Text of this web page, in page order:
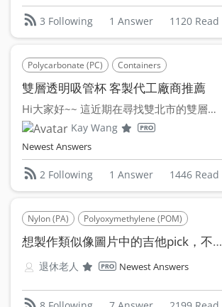
3 Following 1 Answer 1120 Read
Polycarbonate (PC) Containers
雙層透明吸管杯 客製代工廠商推薦
Hi大家好~~ 這近期在尋找雙北市的雙層透明吸管杯的代工...
Kay Wang
Newest Answers
2 Following 1 Answer 1446 Read
Nylon (PA) Polyoxymethylene (POM)
想製作類似像圖片中的吉他pick，不知道要怎麼找廠商
退休老人 Newest Answers